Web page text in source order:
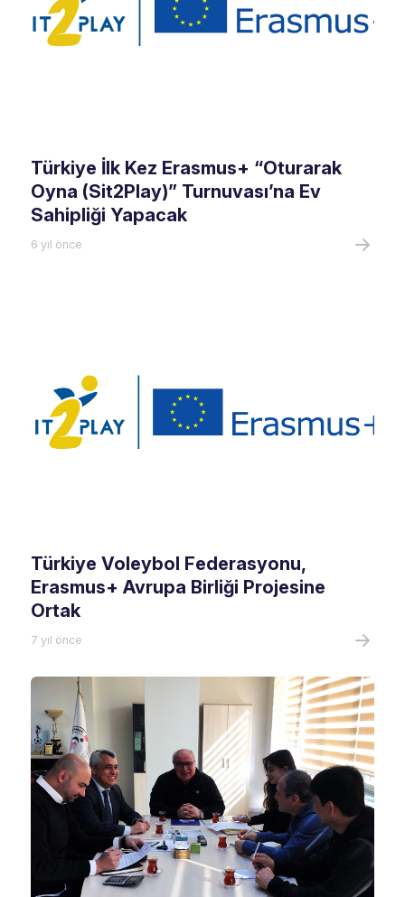
Türkiye İlk Kez Erasmus+ “Oturarak
Oyna (Sit2Play)” Turnuvası’na Ev
Sahipliği Yapacak
6 yıl önce
Türkiye Voleybol Federasyonu,
Erasmus+ Avrupa Birliği Projesine
Ortak
7 yıl önce